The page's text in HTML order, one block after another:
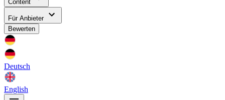
Content
Für Anbieter
Bewerten
Deutsch
English